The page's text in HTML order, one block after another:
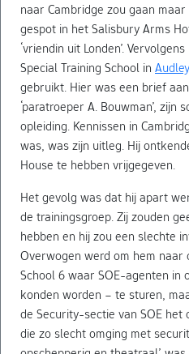
naar Cambridge zou gaan
gespot in het Salisbury Arms
‘vriendin uit Londen’.
Special Training School in
gebruikt. Hier was een brief
‘paratroeper A. Bouwman’, zijn
opleiding. Kennissen in
was, was zijn uitleg. Hij
House te hebben vrijgegeven.
Het gevolg was dat hij apart
de trainingsgroep. Zij zouden
hebben en hij zou een slechte
Overwogen werd om hem naar
School 6 waar SOE-agenten in
konden worden – te sturen,
de Security-sectie van SOE het
die zo slecht omging met